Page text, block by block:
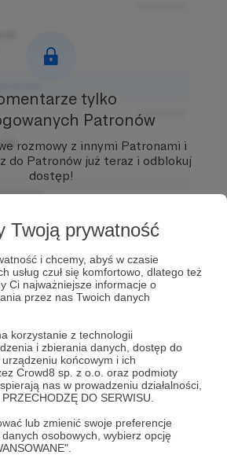
Twoją prywatność
i chcemy, abyś w czasie
usług czuł się komfortowo, dlatego też
Ci najważniejsze informacje o
przez nas Twoich danych
korzystanie z technologii
i zbierania danych, dostęp do
końcowym i ich
Crowd8 sp. z o.o. oraz podmioty
nas w prowadzeniu działalności,
DO SERWISU.
lub zmienić swoje preferencje
osobowych, wybierz opcję
Odpowiedz
Odpowiedz
tylko
Patronów
rozmowy z innymi Patronami i
do Patronów już teraz i odblokuj
dostęp!